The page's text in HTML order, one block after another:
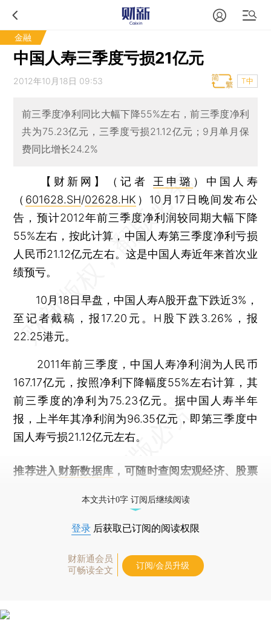
金融
中国人寿三季度亏损21亿元
2012年10月18日 09:53 T中
前三季度净利同比大幅下降55%左右，前三季度净利
共为75.23亿元，三季度亏损21.12亿元；9月单月保
费同比增长24.2%
【财新网】（记者 王申璐 ） 中国人寿
（ 601628.SH/02628.HK ）10月17日晚间发布公
告，预计2012年前三季度净利润较同期大幅下降
55%左右，按此计算，中国人寿第三季度净利亏损
人民币21.12亿元左右。这是中国人寿近年来首次业
绩预亏。
10月18日早盘，中国人寿A股开盘下跌近3%，
至记者截稿，报17.20元。H股下跌3.26%，报
22.25港元。
2011年前三季度，中国人寿净利润为人民币
167.17亿元，按照净利下降幅度55%左右计算，其
前三季度的净利为75.23亿元。据中国人寿半年
报，上半年其净利润为96.35亿元，即第三季度中
国人寿亏损21.12亿元左右。
推荐进入 财新数据库 ，可随时查阅宏观经济、股票
本文共计0字 订阅后继续阅读
登录 后获取已订阅的阅读权限
财新通会员
可畅读全文
订阅/会员升级